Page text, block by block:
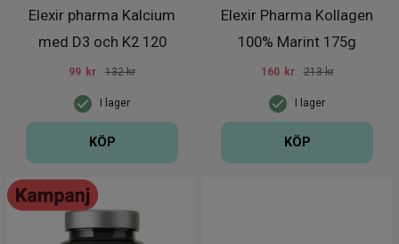
Elexir pharma Kalcium
med D3 och K2 120
tabletter
I lager
99 kr 132 kr
KÖP
Elexir Pharma Kollagen
100% Marint 175g
I lager
160 kr 213 kr
KÖP